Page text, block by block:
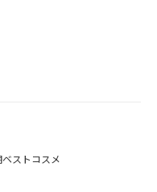
ストコスメ